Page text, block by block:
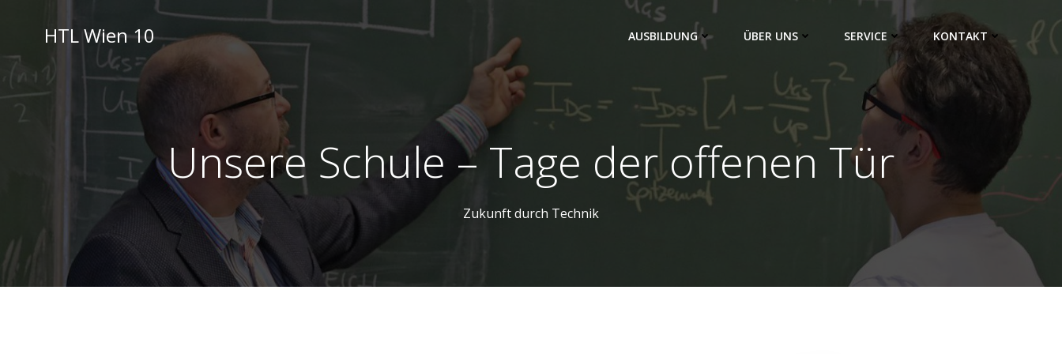
HTL Wien 10 AUSBILDUNG ÜBER UNS SERVICE KONTAKT
Unsere Schule – Tage der offenen Tür
Zukunft durch Technik